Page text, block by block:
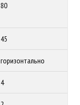
80
45
горизонтально
4